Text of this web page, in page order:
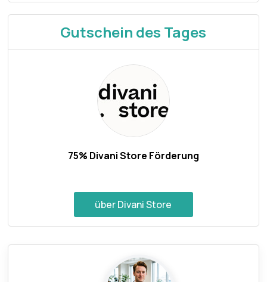
Gutschein des Tages
75% Divani Store Förderung
über Divani Store